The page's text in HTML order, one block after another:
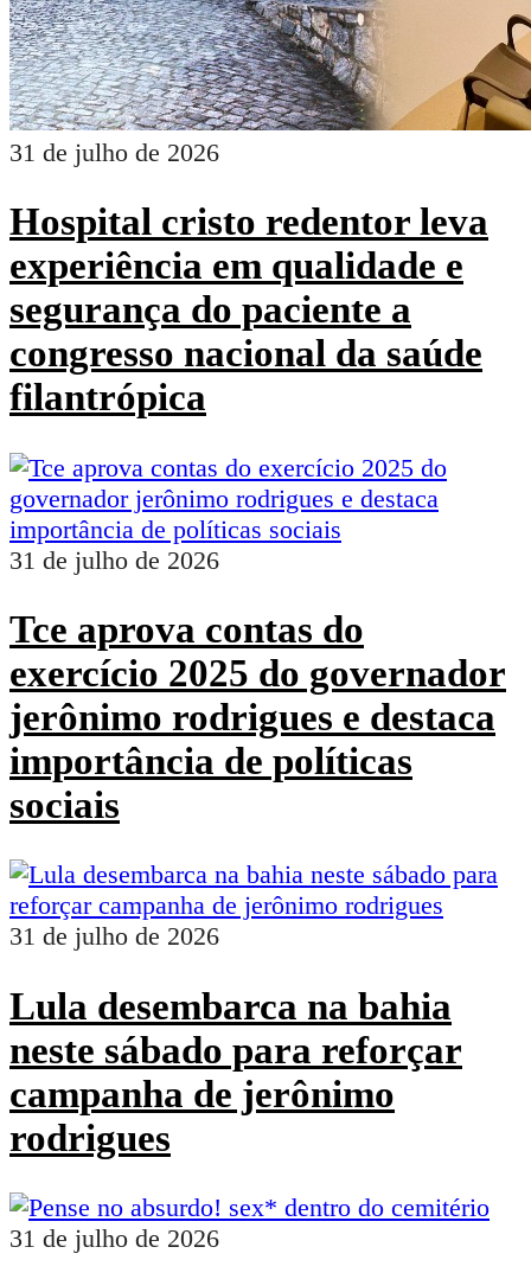
31 de julho de 2026
Hospital cristo redentor leva
experiência em qualidade e
segurança do paciente a
congresso nacional da saúde
filantrópica
31 de julho de 2026
Tce aprova contas do
exercício 2025 do governador
jerônimo rodrigues e destaca
importância de políticas
sociais
31 de julho de 2026
Lula desembarca na bahia
neste sábado para reforçar
campanha de jerônimo
rodrigues
31 de julho de 2026